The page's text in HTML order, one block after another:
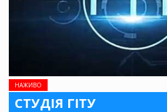
НАЖИВО
СТУДІЯ ГІТУ